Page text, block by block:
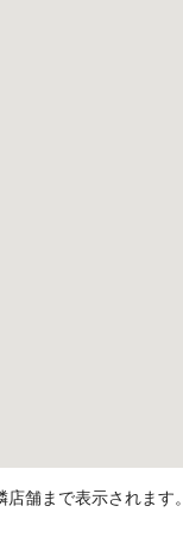
舗まで表示されます。